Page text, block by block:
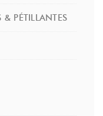
& PÉTILLANTES